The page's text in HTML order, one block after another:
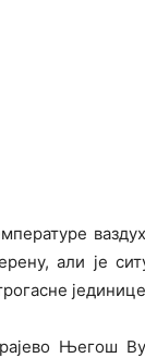
али је
Његош